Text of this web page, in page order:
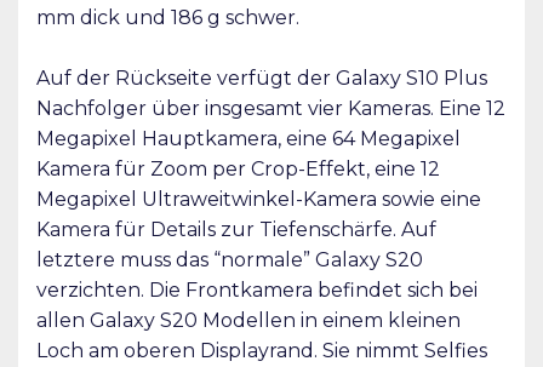
mm dick und 186 g schwer.
Auf der Rückseite verfügt der Galaxy S10 Plus
Nachfolger über insgesamt vier Kameras. Eine 12
Megapixel Hauptkamera, eine 64 Megapixel
Kamera für Zoom per Crop-Effekt, eine 12
Megapixel Ultraweitwinkel-Kamera sowie eine
Kamera für Details zur Tiefenschärfe. Auf
letztere muss das “normale” Galaxy S20
verzichten. Die Frontkamera befindet sich bei
allen Galaxy S20 Modellen in einem kleinen
Loch am oberen Displayrand. Sie nimmt Selfies